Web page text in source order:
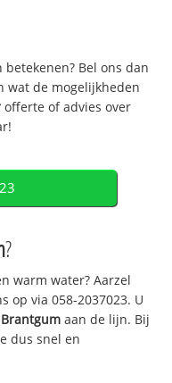
Bel ons dan
wat de mogelijkheden
offerte of advies over
?
warm water? Aarzel
op via 058-2037023. U
Brantgum aan de lijn. Bij
dus snel en